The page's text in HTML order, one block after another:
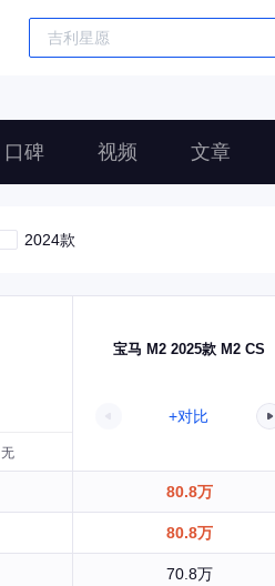
口碑 视频 文章
2024款
无
宝马 M2 2025款 M2 CS
+对比
80.8万
80.8万
70.8万